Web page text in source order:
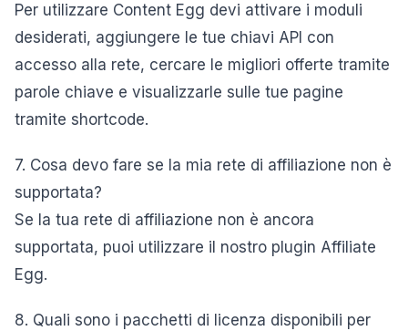
Per utilizzare Content Egg devi attivare i moduli
desiderati, aggiungere le tue chiavi API con
accesso alla rete, cercare le migliori offerte tramite
parole chiave e visualizzarle sulle tue pagine
tramite shortcode.
7. Cosa devo fare se la mia rete di affiliazione non è
supportata?
Se la tua rete di affiliazione non è ancora
supportata, puoi utilizzare il nostro plugin Affiliate
Egg.
8. Quali sono i pacchetti di licenza disponibili per